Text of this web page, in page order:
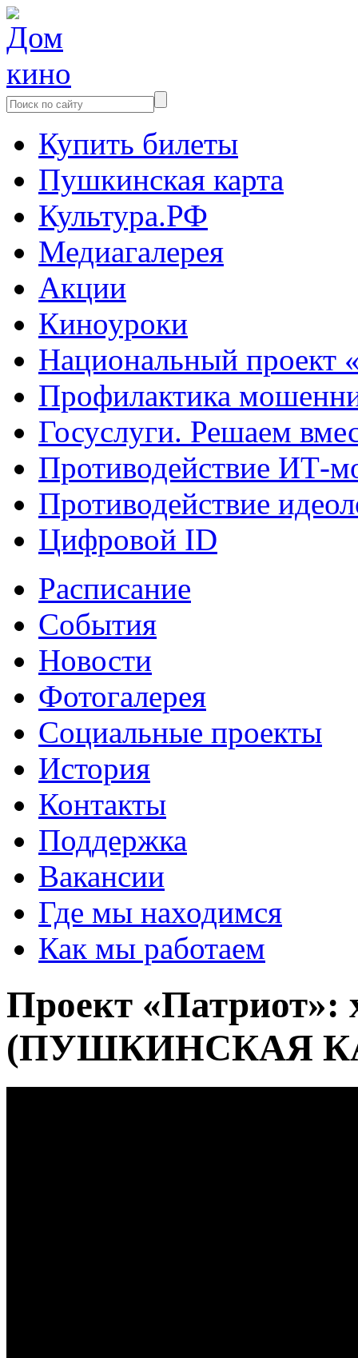
Купить билеты
Пушкинская карта
Культура.РФ
Медиагалерея
Акции
Киноуроки
Национальный проект
Профилактика
Госуслуги. Решаем
Противодействие ИТ-
Противодействие
Цифровой ID
Расписание
События
Новости
Фотогалерея
Социальные проекты
История
Контакты
Поддержка
Вакансии
Где мы находимся
Как мы работаем
Проект
(ПУШКИНСКАЯ